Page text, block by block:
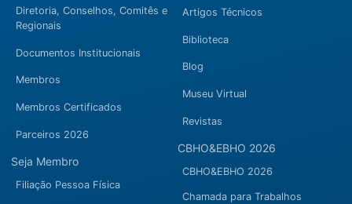
Diretoria, Conselhos, Comitês e
Regionais
Documentos Institucionais
Membros
Membros Certificados
Parceiros 2026
Seja Membro
Filiação Pessoa Física
Artigos Técnicos
Biblioteca
Blog
Museu Virtual
Revistas
CBHO&EBHO 2026
CBHO&EBHO 2026
Chamada para Trabalhos